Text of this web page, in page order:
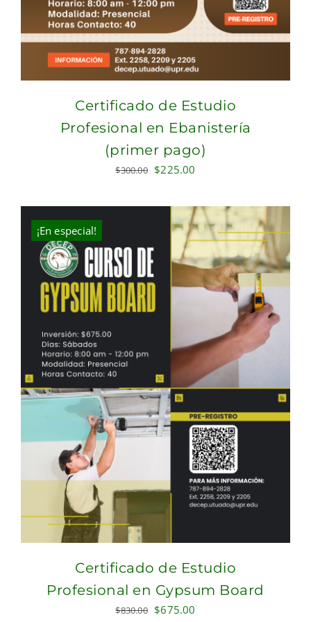
Certificado de Estudio
Profesional en Ebanistería
(primer pago)
$300.00 Original
was:
$300.00.
$225.00
is:
$225.00.
¡En especial!
Certificado de Estudio
Profesional en Gypsum Board
$830.00 Original
$675.00